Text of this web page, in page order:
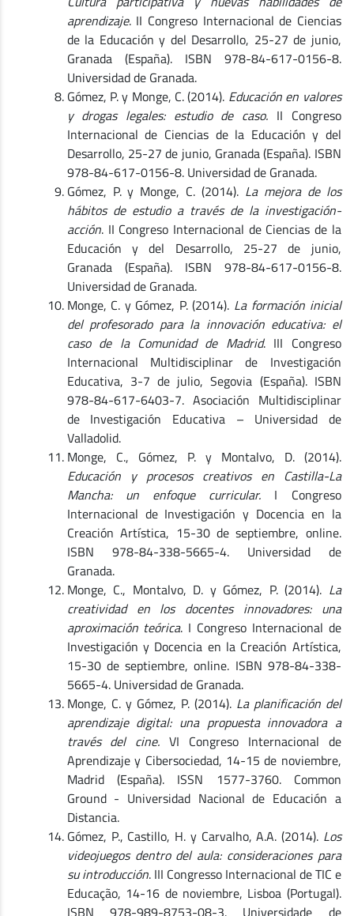
aprendizaje. II Congreso Internacional de Ciencias
de la Educación y del Desarrollo, 25-27 de junio,
Granada (España). ISBN 978-84-617-0156-8.
Universidad de Granada.
Gómez, P. y Monge, C. (2014). Educación en valores
y drogas legales: estudio de caso.II Congreso
Internacional de Ciencias de la Educación y del
Desarrollo, 25-27 de junio, Granada (España). ISBN
978-84-617-0156-8. Universidad de Granada.
Gómez, P. y Monge, C. (2014). La mejora de los
hábitos de estudio a través de la investigación-
acción. II Congreso Internacional de Ciencias de la
Educación y del Desarrollo, 25-27 de junio,
Granada (España). ISBN 978-84-617-0156-8.
Universidad de Granada.
Monge, C. y Gómez, P. (2014). La formación inicial
del profesorado para la innovación educativa: el
caso de la Comunidad de Madrid. III Congreso
Internacional Multidisciplinar de Investigación
Educativa, 3-7 de julio, Segovia (España). ISBN
978-84-617-6403-7. Asociación Multidisciplinar
de Investigación Educativa – Universidad de
Valladolid.
Monge, C., Gómez, P. y Montalvo, D. (2014).
Educación y procesos creativos en Castilla-La
Mancha: un enfoque curricular.I Congreso
Internacional de Investigación y Docencia en la
Creación Artística, 15-30 de septiembre, online.
ISBN 978-84-338-5665-4. Universidad de
Granada.
Monge, C., Montalvo, D. y Gómez, P. (2014). La
creatividad en los docentes innovadores: una
aproximación teórica. I Congreso Internacional de
Investigación y Docencia en la Creación Artística,
15-30 de septiembre, online. ISBN 978-84-338-
5665-4. Universidad de Granada.
Monge, C. y Gómez, P. (2014). La planificación del
aprendizaje digital: una propuesta innovadora a
través del cine. VI Congreso Internacional de
Aprendizaje y Cibersociedad, 14-15 de noviembre,
Madrid (España). ISSN 1577-3760. Common
Ground - Universidad Nacional de Educación a
Distancia.
Gómez, P., Castillo, H. y Carvalho, A.A. (2014). Los
videojuegos dentro del aula: consideraciones para
su introducción. III Congresso Internacional de TIC e
Educação, 14-16 de noviembre, Lisboa (Portugal).